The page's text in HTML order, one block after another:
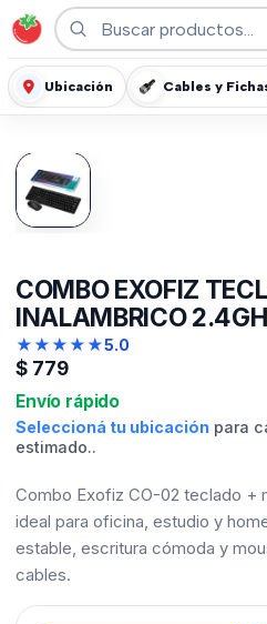
Ubicación Cables y
COMBO EXOFIZ
INALAMBRICO
★★★★★5.0
$ 779
Envío rápido
Seleccioná tu ubicación para
estimado..
Combo Exofiz CO-02 teclado +
ideal para oficina, estudio y
estable, escritura cómoda y
cables.